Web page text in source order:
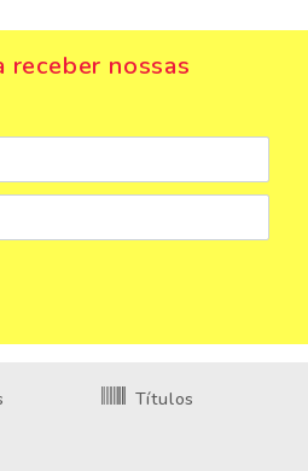
receber nossas
Títulos